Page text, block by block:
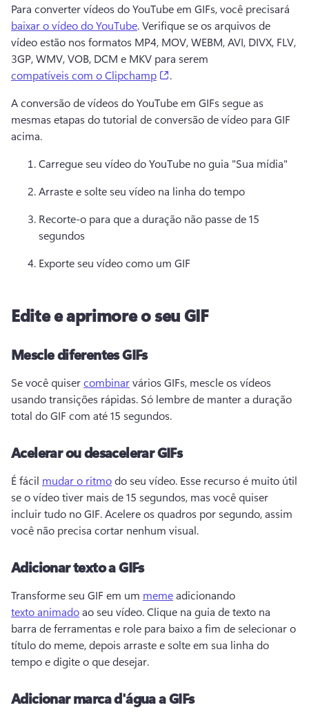
Para converter vídeos do YouTube em GIFs, você precisará
baixar o vídeo do YouTube. Verifique se os arquivos de
vídeo estão nos formatos MP4, MOV, WEBM, AVI, DIVX, FLV,
3GP, WMV, VOB, DCM e MKV para serem
compatíveis com o Clipchamp
.
A conversão de vídeos do YouTube em GIFs segue as
mesmas etapas do tutorial de conversão de vídeo para GIF
acima.
Carregue seu vídeo do YouTube no guia "Sua mídia"
Arraste e solte seu vídeo na linha do tempo
Recorte-o para que a duração não passe de 15
segundos
Exporte seu vídeo como um GIF
Edite e aprimore o seu GIF
Mescle diferentes GIFs
Se você quiser combinar vários GIFs, mescle os vídeos
usando transições rápidas. Só lembre de manter a duração
total do GIF com até 15 segundos.
Acelerar ou desacelerar GIFs
É fácil mudar o ritmo do seu vídeo. Esse recurso é muito útil
se o vídeo tiver mais de 15 segundos, mas você quiser
incluir tudo no GIF. Acelere os quadros por segundo, assim
você não precisa cortar nenhum visual.
Adicionar texto a GIFs
Transforme seu GIF em um meme adicionando
texto animado ao seu vídeo. Clique na guia de texto na
barra de ferramentas e role para baixo a fim de selecionar o
título do meme, depois arraste e solte em sua linha do
tempo e digite o que desejar.
Adicionar marca d'água a GIFs